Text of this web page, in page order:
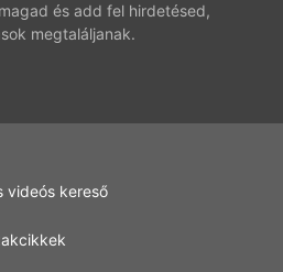
és add fel hirdetésed,
megtaláljanak.
videós kereső